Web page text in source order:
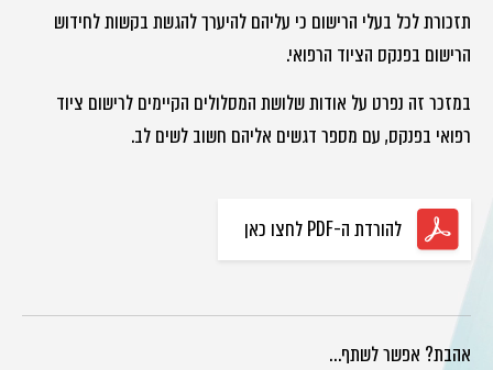
תזכורת לכל בעלי הרישום כי עליהם להיערך להגשת בקשות לחידוש
הרישום בפנקס הציוד הרפואי.
במזכר זה נפרט על אודות שלושת המסלולים הקיימים לרישום ציוד
רפואי בפנקס, עם מספר דגשים אליהם חשוב לשים לב.
להורדת ה-PDF לחצו כאן
אהבת? אפשר לשתף…